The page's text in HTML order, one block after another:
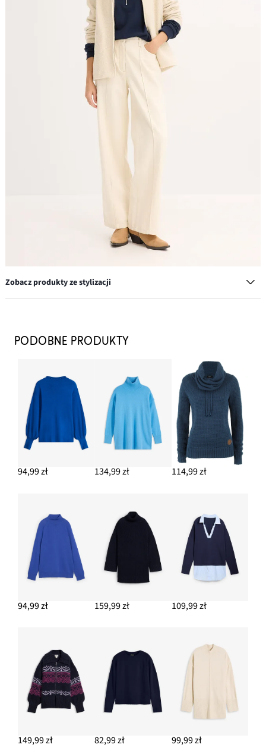
Zobacz produkty ze stylizacji
124,99 zł
Kolczyki kółka z mosiądzu
97,99 zł
DODAJ DO KOSZYKA
Spodnie twillowe z czystej bawełny
169,99 zł
PODOBNE PRODUKTY
94,99 zł 134,99 zł 114,99 zł
94,99 zł 159,99 zł 109,99 zł
149,99 zł 82,99 zł 99,99 zł